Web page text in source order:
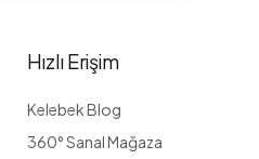
Hızlı Erişim
Kelebek Blog
360° Sanal Mağaza